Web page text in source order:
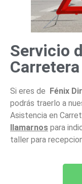
Servicio
Carretera
Si eres de Fénix
podrás traerlo a
Asistencia en
llamarnos para
taller para